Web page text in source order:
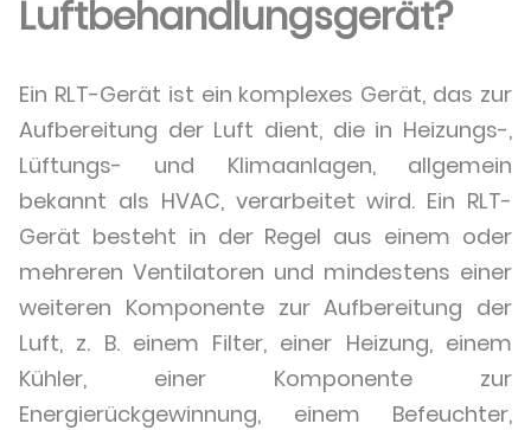
Luftbehandlungsgerät?
Ein RLT-Gerät ist ein komplexes Gerät, das zur
Aufbereitung der Luft dient, die in Heizungs-,
Lüftungs- und Klimaanlagen, allgemein
bekannt als HVAC, verarbeitet wird. Ein RLT-
Gerät besteht in der Regel aus einem oder
mehreren Ventilatoren und mindestens einer
weiteren Komponente zur Aufbereitung der
Luft, z. B. einem Filter, einer Heizung, einem
Kühler, einer Komponente zur
Energierückgewinnung, einem Befeuchter,